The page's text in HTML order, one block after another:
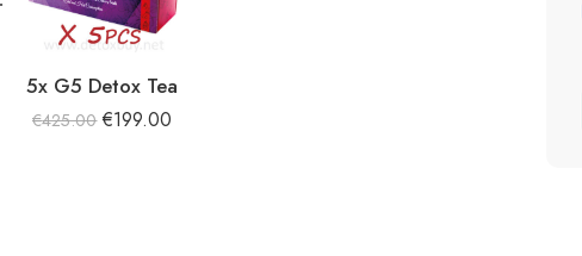
5x G5 Detox Tea
€425.00 €199.00